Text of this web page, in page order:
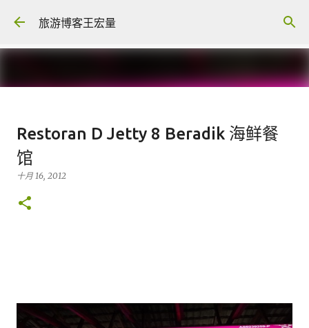
旅游博客王宏量
可以 5 台机一起充电 -- Universal
Travel Adapter
八月 08, 2026
Restoran D Jetty 8 Beradik 海鲜餐
馆
十月 16, 2012